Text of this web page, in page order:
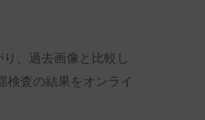
、過去画像と比較し
検査の結果をオンライ